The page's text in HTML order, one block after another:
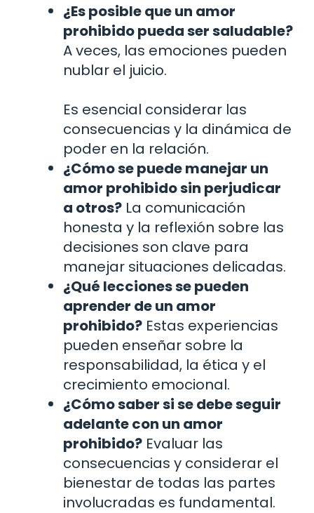
¿Es posible que un amor
prohibido pueda ser saludable?
A veces, las emociones pueden
nublar el juicio.
Es esencial considerar las
consecuencias y la dinámica de
poder en la relación.
¿Cómo se puede manejar un
amor prohibido sin perjudicar
a otros? La comunicación
honesta y la reflexión sobre las
decisiones son clave para
manejar situaciones delicadas.
¿Qué lecciones se pueden
aprender de un amor
prohibido? Estas experiencias
pueden enseñar sobre la
responsabilidad, la ética y el
crecimiento emocional.
¿Cómo saber si se debe seguir
adelante con un amor
prohibido? Evaluar las
consecuencias y considerar el
bienestar de todas las partes
involucradas es fundamental.